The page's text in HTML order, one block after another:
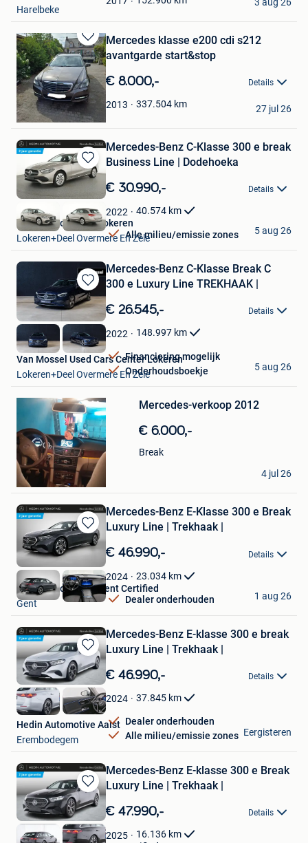
Harelbeke
Bewaren
in
Mijn
Favorieten
Mercedes klasse e200 cdi s212
avantgarde start&stop
€ 8.000,- Details
2013 337.504 km
julien
Hensies
27 jul 26
Bewaren
in
Favorieten
Mercedes-Benz C-Klasse 300 e break
Business Line | Dodehoeka
€ 30.990,- Details
2022 40.574 km
Alle milieu/emissie zones
Hedin Automotive Lokeren
Lokeren+Deel Overmere En Zele
5 aug 26
Bewaren
in
Favorieten
Mercedes-Benz C-Klasse Break C
300 e Luxury Line TREKHAAK |
€ 26.545,- Details
2022 148.997 km
Financiering mogelijk
Onderhoudsboekje
Van Mossel Used Cars Center Lokeren
Lokeren+Deel Overmere En Zele
5 aug 26
in
Mijn
Favorieten
Mercedes-verkoop 2012
€ 6.000,-
Break
Hakim Louhout
Dampremy
4 jul 26
Bewaren
in
Favorieten
Mercedes-Benz E-Klasse 300 e Break
Luxury Line | Trekhaak |
€ 46.990,- Details
2024 23.034 km
Dealer onderhouden
Hedin Automotive Gent Certified
Gent
1 aug 26
Bewaren
in
Mijn
Favorieten
Mercedes-Benz E-klasse 300 e break
Luxury Line | Trekhaak |
€ 46.990,- Details
2024 37.845 km
Dealer onderhouden
Alle milieu/emissie zones
Hedin Automotive Aalst
Erembodegem
Eergisteren
Bewaren
in
Mijn
Favorieten
Mercedes-Benz E-klasse 300 e Break
Luxury Line | Trekhaak |
€ 47.990,- Details
2025 16.136 km